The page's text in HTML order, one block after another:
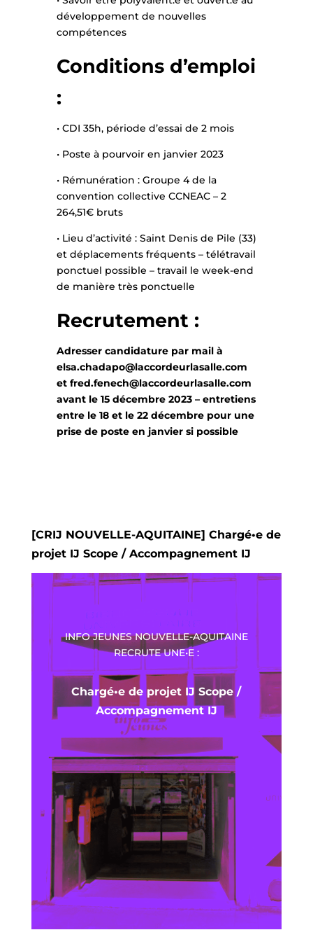
développement de nouvelles
compétences
Conditions d’emploi
:
• CDI 35h, période d’essai de 2 mois
• Poste à pourvoir en janvier 2023
• Rémunération : Groupe 4 de la
convention collective CCNEAC – 2
264,51€ bruts
• Lieu d’activité : Saint Denis de Pile (33)
et déplacements fréquents – télétravail
ponctuel possible – travail le week-end
de manière très ponctuelle
Recrutement :
Adresser candidature par mail à
elsa.chadapo@laccordeurlasalle.com
et fred.fenech@laccordeurlasalle.com
avant le 15 décembre 2023 – entretiens
entre le 18 et le 22 décembre pour une
prise de poste en janvier si possible
[CRIJ NOUVELLE-AQUITAINE] Chargé•e de
projet IJ Scope / Accompagnement IJ
INFO JEUNES NOUVELLE-AQUITAINE
RECRUTE UNE•E :
Chargé•e de projet IJ Scope /
Accompagnement IJ